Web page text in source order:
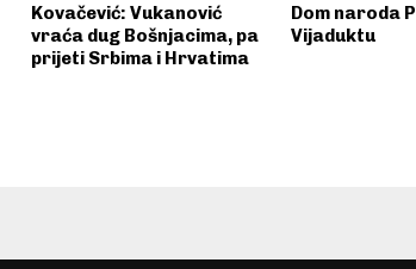
Kovačević: Vukanović
vraća dug Bošnjacima, pa
prijeti Srbima i Hrvatima
Dom naroda
Vijaduktu